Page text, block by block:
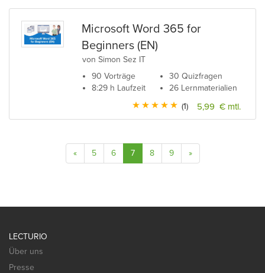
Microsoft Word 365 for
Beginners (EN)
von Simon Sez IT
90 Vorträge
8:29 h Laufzeit
30 Quizfragen
26 Lernmaterialien
5,99 € mtl.
(1)
« 5 6 7 8 9 »
LECTURIO
Über uns
Presse